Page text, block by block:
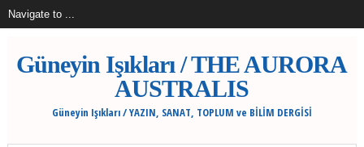
Güneyin Işıkları / THE AURORA
AUSTRALIS
Güneyin Işıkları / YAZIN, SANAT, TOPLUM ve BİLİM DERGİSİ